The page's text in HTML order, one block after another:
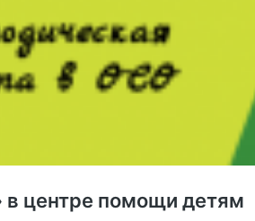
центре помощи детям